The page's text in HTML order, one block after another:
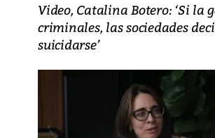
Video, Catalina Botero: ‘Si la
criminales, las sociedades
suicidarse’